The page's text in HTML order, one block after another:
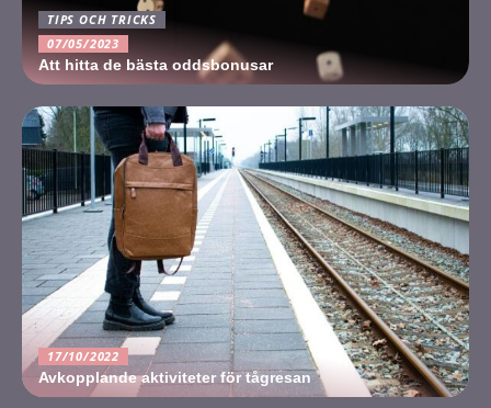
TIPS OCH TRICKS
07/05/2023
Att hitta de bästa oddsbonusar
17/10/2022
Avkopplande aktiviteter för tågresan